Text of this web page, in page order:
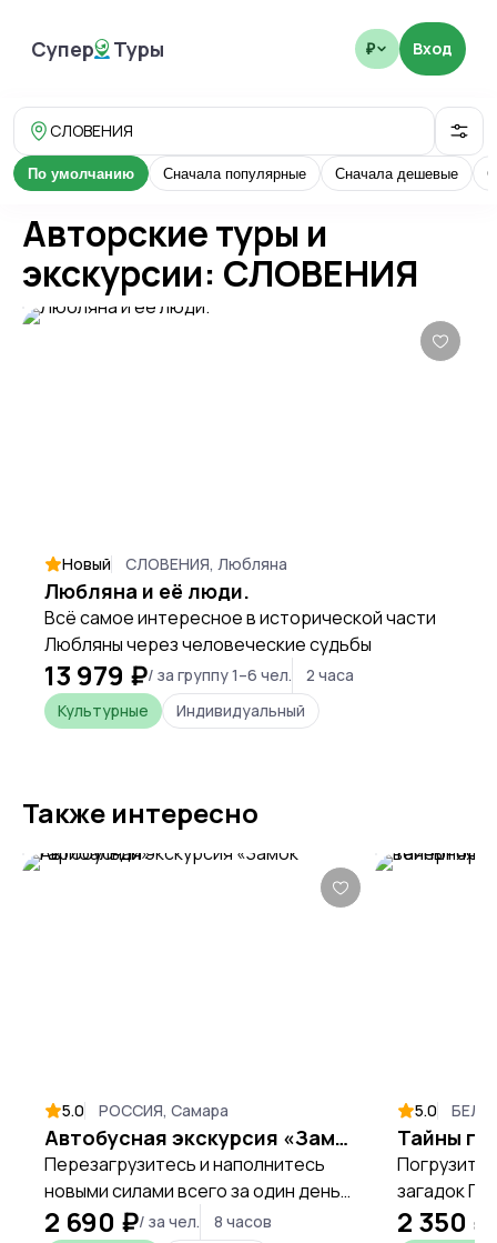
Супер Туры
SuperTours ₽ Вход
СЛОВЕНИЯ
По умолчанию Сначала популярные Сначала дешевые
Авторские туры и
экскурсии: СЛОВЕНИЯ
Новый СЛОВЕНИЯ, Любляна
Любляна и её люди.
Всё самое интересное в исторической части
Любляны через человеческие судьбы
13 979 ₽/ за группу 1–6 чел.
2 часа
Культурные
Индивидуальный
Также интересно
5.0 РОССИЯ, Самара
Автобусная экскурсия «Замок Гарибальди»
Перезагрузитесь и наполнитесь
новыми силами всего за один день,
открывая уникальные места
2 690 ₽/ за чел.
8 часов
5.0
загадок
магии и
2 350 ₽